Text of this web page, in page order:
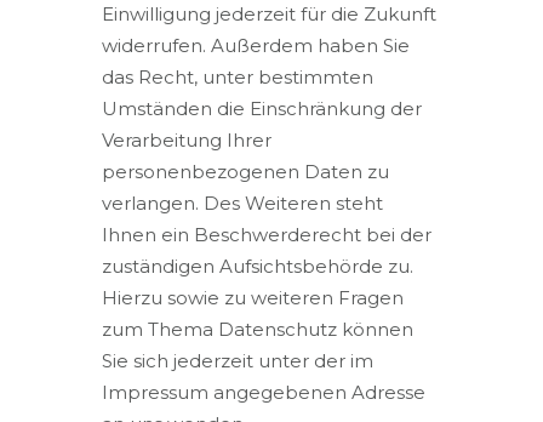
Einwilligung jederzeit für die Zukunft
widerrufen. Außerdem haben Sie
das Recht, unter bestimmten
Umständen die Einschränkung der
Verarbeitung Ihrer
personenbezogenen Daten zu
verlangen. Des Weiteren steht
Ihnen ein Beschwerderecht bei der
zuständigen Aufsichtsbehörde zu.
Hierzu sowie zu weiteren Fragen
zum Thema Datenschutz können
Sie sich jederzeit unter der im
Impressum angegebenen Adresse